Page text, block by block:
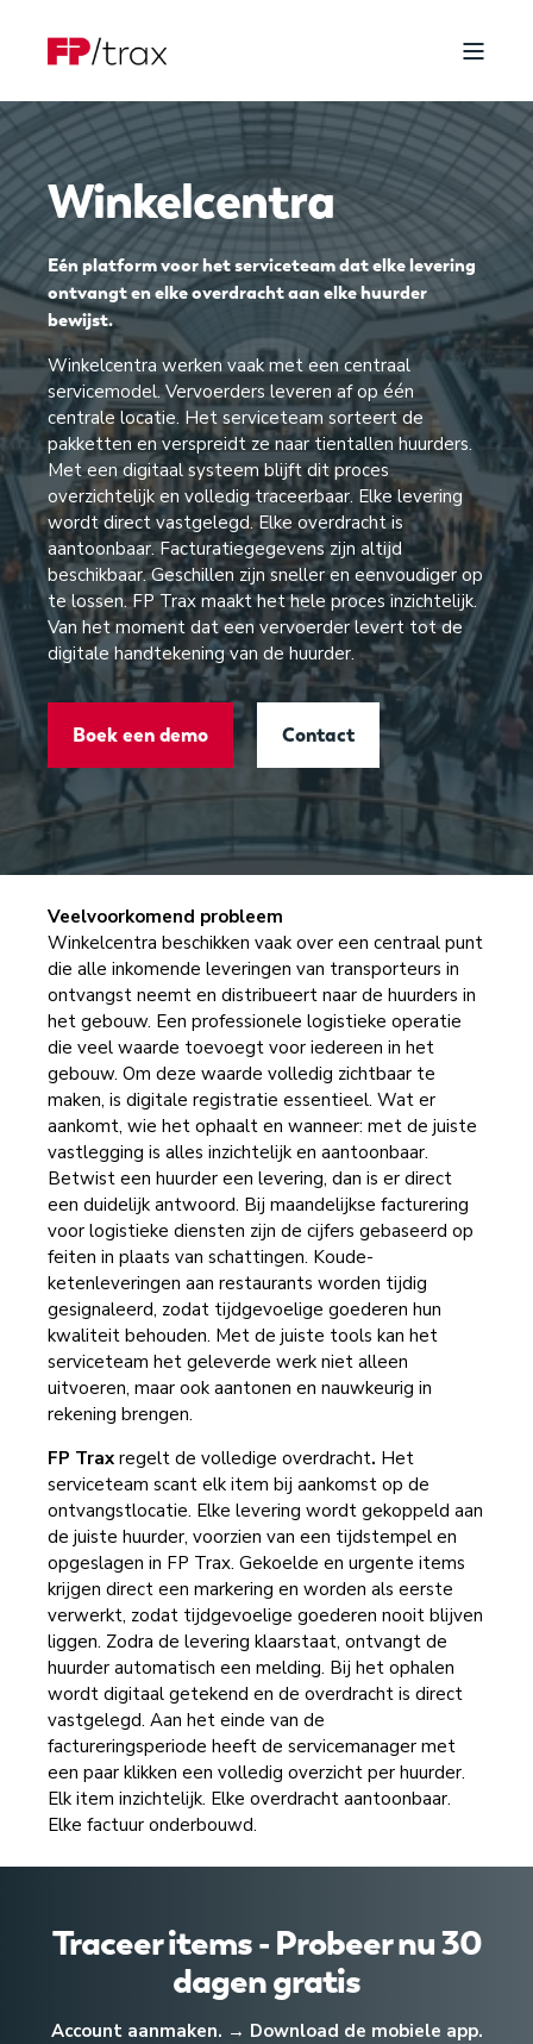
Winkelcentra
Eén platform voor het serviceteam dat elke levering
ontvangt en elke overdracht aan elke huurder
bewijst.
Winkelcentra werken vaak met een centraal
servicemodel. Vervoerders leveren af op één
centrale locatie. Het serviceteam sorteert de
pakketten en verspreidt ze naar tientallen huurders.
Met een digitaal systeem blijft dit proces
overzichtelijk en volledig traceerbaar. Elke levering
wordt direct vastgelegd. Elke overdracht is
aantoonbaar. Facturatiegegevens zijn altijd
beschikbaar. Geschillen zijn sneller en eenvoudiger op
te lossen. FP Trax maakt het hele proces inzichtelijk.
Van het moment dat een vervoerder levert tot de
digitale handtekening van de huurder.
Boek een demo Contact
Veelvoorkomend probleem
Winkelcentra beschikken vaak over een centraal punt
die alle inkomende leveringen van transporteurs in
ontvangst neemt en distribueert naar de huurders in
het gebouw. Een professionele logistieke operatie
die veel waarde toevoegt voor iedereen in het
gebouw. Om deze waarde volledig zichtbaar te
maken, is digitale registratie essentieel. Wat er
aankomt, wie het ophaalt en wanneer: met de juiste
vastlegging is alles inzichtelijk en aantoonbaar.
Betwist een huurder een levering, dan is er direct
een duidelijk antwoord. Bij maandelijkse facturering
voor logistieke diensten zijn de cijfers gebaseerd op
feiten in plaats van schattingen. Koude-
ketenleveringen aan restaurants worden tijdig
gesignaleerd, zodat tijdgevoelige goederen hun
kwaliteit behouden. Met de juiste tools kan het
serviceteam het geleverde werk niet alleen
uitvoeren, maar ook aantonen en nauwkeurig in
rekening brengen.
FP Trax regelt de volledige overdracht. Het
serviceteam scant elk item bij aankomst op de
ontvangstlocatie. Elke levering wordt gekoppeld aan
de juiste huurder, voorzien van een tijdstempel en
opgeslagen in FP Trax. Gekoelde en urgente items
krijgen direct een markering en worden als eerste
verwerkt, zodat tijdgevoelige goederen nooit blijven
liggen. Zodra de levering klaarstaat, ontvangt de
huurder automatisch een melding. Bij het ophalen
wordt digitaal getekend en de overdracht is direct
vastgelegd. Aan het einde van de
factureringsperiode heeft de servicemanager met
een paar klikken een volledig overzicht per huurder.
Elk item inzichtelijk. Elke overdracht aantoonbaar.
Elke factuur onderbouwd.
Traceer items - Probeer nu 30
dagen gratis
Account aanmaken. → Download de mobiele app.